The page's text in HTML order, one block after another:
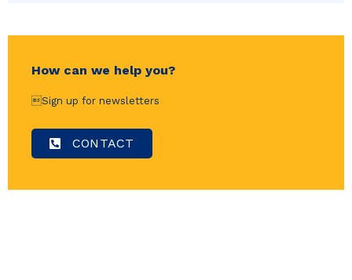
How can we help you?
Sign up for newsletters
CONTACT